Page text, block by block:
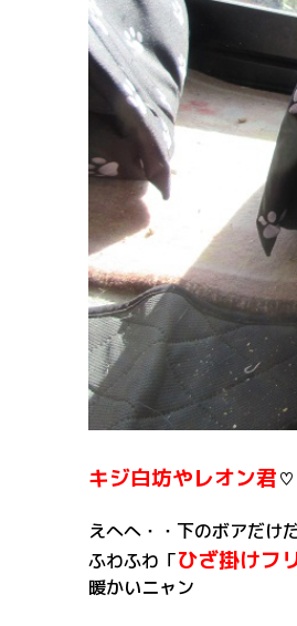
キジ白坊やレオン君♡
えへへ・・下のボアだけ
ふわふわ「ひざ掛けフ
暖かいニャン